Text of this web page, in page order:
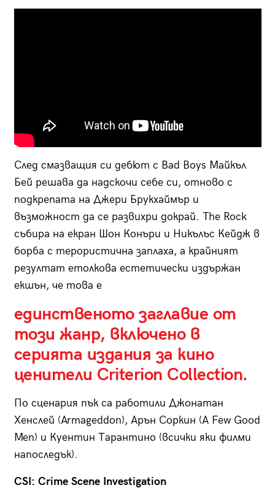
След смазващия си дебют с Bad Boys Майкъл
Бей решава да надскочи себе си, отново с
подкрепата на Джери Брукхаймър и
възможност да се развихри докрай. The Rock
събира на екран Шон Конъри и Никълъс Кейдж в
борба с терористична заплаха, а крайният
резултат етолкова естетически издържан
екшън, че това е
единственото заглавие от
този жанр, включено в
серията издания за кино
ценители Criterion Collection.
По сценария пък са работили Джонатан
Хенслей (Armageddon), Арън Соркин (A Few Good
Men) и Куентин Тарантино (всички яки филми
напоследък).
CSI: Crime Scene Investigation